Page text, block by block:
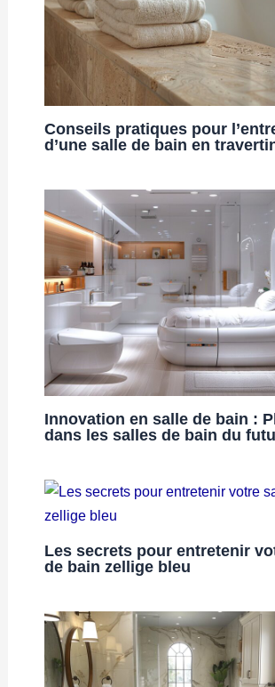
Conseils pratiques pour
d’une salle de bain en
Innovation en salle de bain :
dans les salles de bain du
Les secrets pour entretenir
de bain zellige bleu